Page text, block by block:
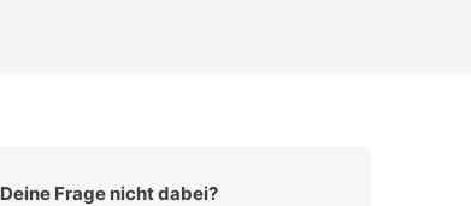
Deine Frage nicht dabei?